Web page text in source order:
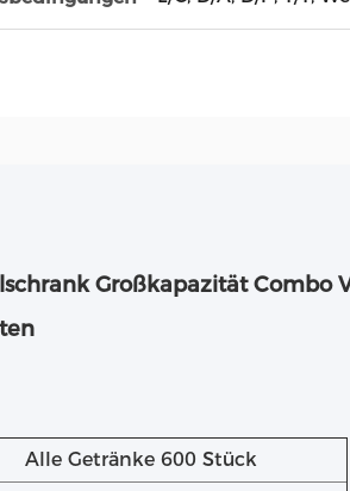
Großkapazität Combo
Alle Getränke 600 Stück